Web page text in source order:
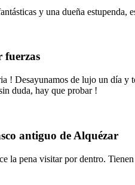
y una dueña
fuerzas
! Desayunamos de lujo un día
duda, hay que probar !
antiguo de Alquézar
la pena visitar por dentro.